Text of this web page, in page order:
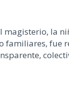
magisterio, la
familiares, fue